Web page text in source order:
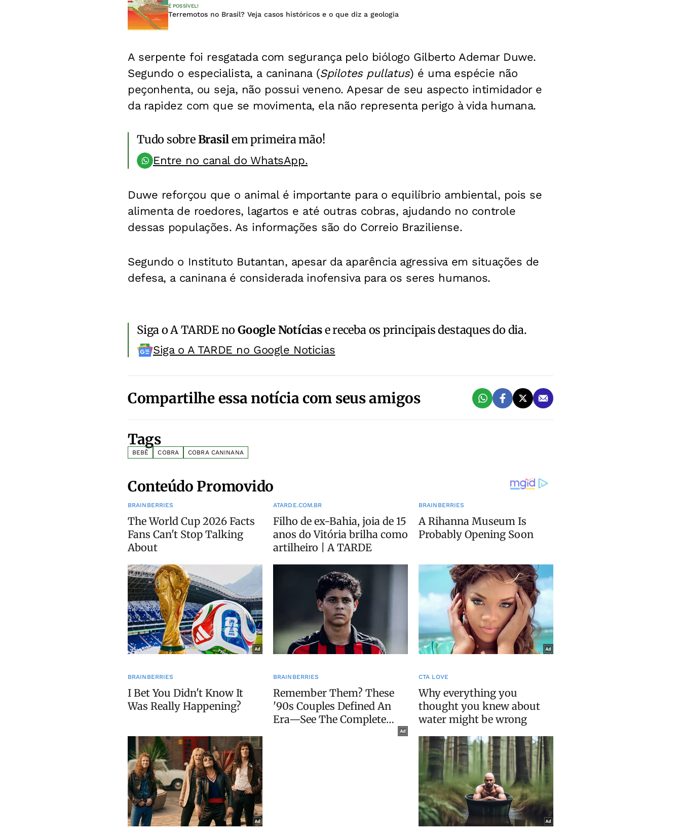
É POSSÍVEL!
Terremotos no Brasil? Veja casos históricos e o que diz a geologia
A serpente foi resgatada com segurança pelo biólogo Gilberto Ademar Duwe.
Segundo o especialista, a caninana (Spilotes pullatus) é uma espécie não
peçonhenta, ou seja, não possui veneno.Apesar de seu aspecto intimidador e
da rapidez com que se movimenta, ela não representa perigo à vida humana.
Tudo sobreBrasilem primeira mão!
Entre no canal do WhatsApp.
Duwe reforçou que o animal é importante para o equilíbrio ambiental, pois se
alimenta de roedores, lagartos e até outras cobras, ajudando no controle
dessas populações. As informações são do Correio Braziliense.
Segundo o Instituto Butantan, apesar da aparência agressiva em situações de
defesa, a caninana é considerada inofensiva para os seres humanos.
Siga o A TARDE noGoogle Notíciase receba os principais destaques do dia.
Siga o A TARDE no Google Noticias
Compartilhe essa notícia com seus amigos
Tags
BEBÊ COBRA COBRA CANINANA